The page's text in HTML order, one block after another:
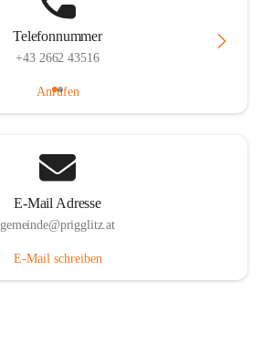
Telefonnummer
+43 2662 43516
Anrufen
E-Mail Adresse
gemeinde@prigglitz.at
E-Mail schreiben